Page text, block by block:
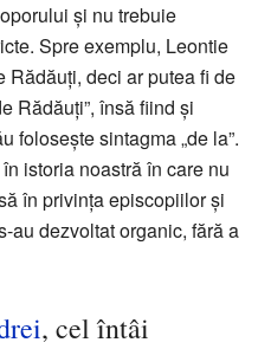
și nu trebuie
Spre exemplu, Leontie
Rădăuți, deci ar putea fi de
Rădăuți”, însă fiind și
folosește sintagma „de la”.
istoria noastră în care nu
în privința episcopiilor și
au dezvoltat organic, fără a
, cel întâi